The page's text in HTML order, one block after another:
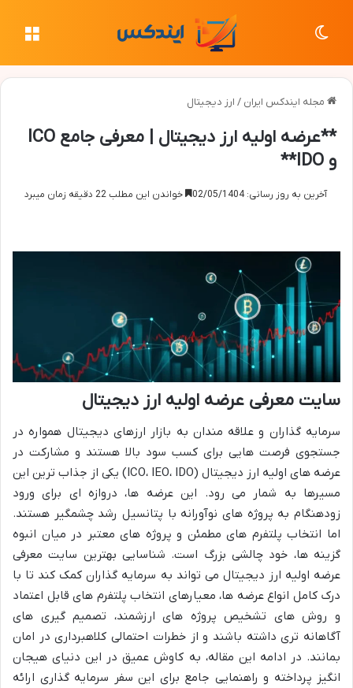
مجله ایندکس ایران / ارز دیجیتال
**عرضه اولیه ارز دیجیتال | معرفی جامع ICO
و IDO**
آخرین به روز رسانی: 02/05/1404 خواندن این مطلب 22 دقیقه زمان میبرد
سایت معرفی عرضه اولیه ارز دیجیتال
سرمایه گذاران و علاقه مندان به بازار ارزهای دیجیتال همواره در
جستجوی فرصت هایی برای کسب سود بالا هستند و مشارکت در
عرضه های اولیه ارز دیجیتال (ICO، IEO، IDO) یکی از جذاب ترین این
مسیرها به شمار می رود. این عرضه ها، دروازه ای برای ورود
زودهنگام به پروژه های نوآورانه با پتانسیل رشد چشمگیر هستند.
اما انتخاب پلتفرم های مطمئن و پروژه های معتبر در میان انبوه
گزینه ها، خود چالشی بزرگ است. شناسایی بهترین سایت معرفی
عرضه اولیه ارز دیجیتال می تواند به سرمایه گذاران کمک کند تا با
درک کامل انواع عرضه ها، معیارهای انتخاب پلتفرم های قابل اعتماد
و روش های تشخیص پروژه های ارزشمند، تصمیم گیری های
آگاهانه تری داشته باشند و از خطرات احتمالی کلاهبرداری در امان
بمانند. در ادامه این مقاله، به کاوش عمیق در این دنیای هیجان
انگیز پرداخته و راهنمایی جامع برای این سفر سرمایه گذاری ارائه